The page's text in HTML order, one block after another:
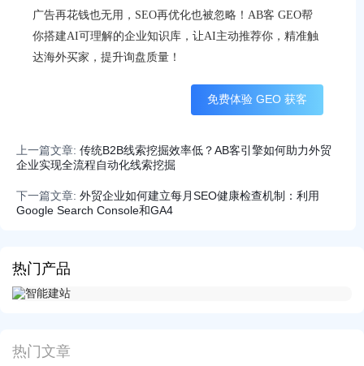
热门产品
热门文章
广告再花钱也无用，SEO再优化也被忽略！AB客 GEO帮
你搭建AI可理解的企业知识库，让AI主动推荐你，精准触
达海外买家，提升询盘质量！
免费体验 GEO 获客
上一篇文章: 传统B2B线索挖掘效率低？AB客引擎如何助力外贸
企业实现全流程自动化线索挖掘
下一篇文章: 外贸企业如何建立每月SEO健康检查机制：利用
Google Search Console和GA4